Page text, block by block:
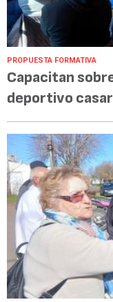
PROPUESTA FORMATIVA
Capacitan
deportivo